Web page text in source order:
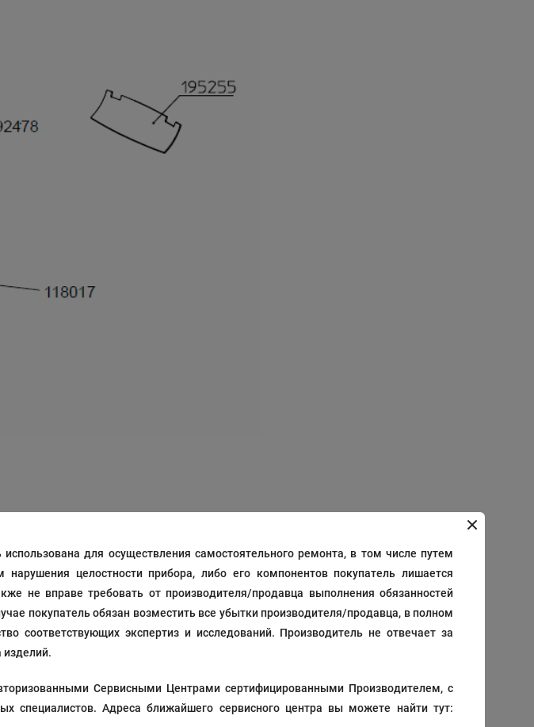
для осуществления самостоятельного ремонта, в том числе путем
целостности прибора, либо его компонентов покупатель лишается
не вправе требовать от производителя/продавца выполнения обязанностей
покупатель обязан возместить все убытки производителя/продавца, в полном
соответствующих экспертиз и исследований. Производитель не отвечает за
изделий.
Сервисными Центрами сертифицированными Производителем, с
специалистов. Адреса ближайшего сервисного центра вы можете найти тут:
12 / 24 / 36 / 48 Дата добавления